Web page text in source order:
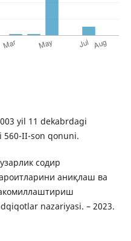
yil 11 dekabrdagi
560-II-son qonuni.
содир
аниқлаш ва
nazariyasi. – 2023.